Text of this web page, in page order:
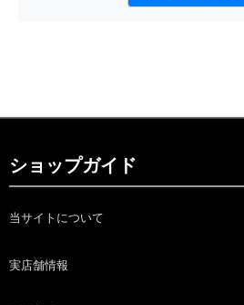
ショップガイド
当サイトについて
実店舗情報